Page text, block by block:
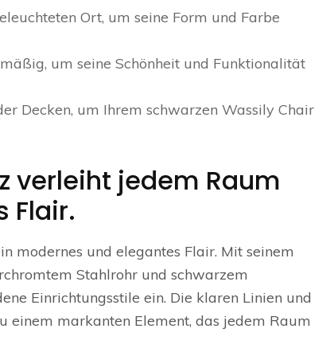
Ort, um seine Form und Farbe
um seine Schönheit und Funktionalität
Decken, um Ihrem schwarzen Wassily Chair
verleiht jedem Raum
Flair.
modernes und elegantes Flair. Mit seinem
Stahlrohr und schwarzem
Einrichtungsstile ein. Die klaren Linien und
einem markanten Element, das jedem Raum